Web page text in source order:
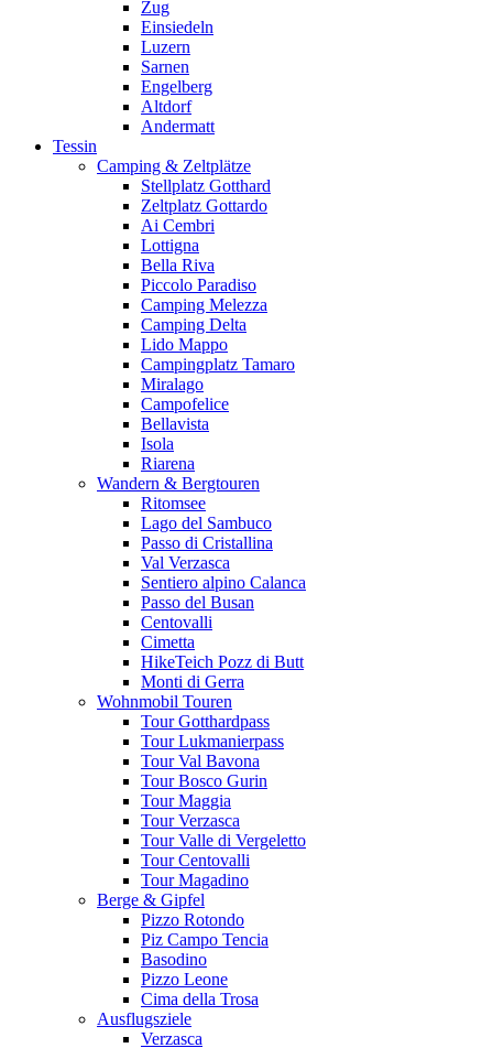
Zug
Einsiedeln
Luzern
Sarnen
Engelberg
Altdorf
Andermatt
Tessin
Camping & Zeltplätze
Stellplatz Gotthard
Zeltplatz Gottardo
Ai Cembri
Lottigna
Bella Riva
Piccolo Paradiso
Camping Melezza
Camping Delta
Lido Mappo
Campingplatz Tamaro
Miralago
Campofelice
Bellavista
Isola
Riarena
Wandern & Bergtouren
Ritomsee
Lago del Sambuco
Passo di Cristallina
Val Verzasca
Sentiero alpino Calanca
Passo del Busan
Centovalli
Cimetta
HikeTeich Pozz di Butt
Monti di Gerra
Wohnmobil Touren
Tour Gotthardpass
Tour Lukmanierpass
Tour Val Bavona
Tour Bosco Gurin
Tour Maggia
Tour Verzasca
Tour Valle di Vergeletto
Tour Centovalli
Tour Magadino
Berge & Gipfel
Pizzo Rotondo
Piz Campo Tencia
Basodino
Pizzo Leone
Cima della Trosa
Ausflugsziele
Verzasca